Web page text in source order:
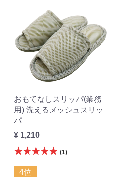
おもてなしスリッパ(業務
用) 洗えるメッシュスリッ
パ
¥ 1,210
★★★★★ (1)
4位